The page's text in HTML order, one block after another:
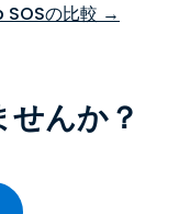
の比較 →
せんか？